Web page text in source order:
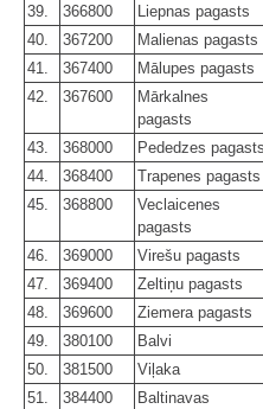
39. 366800 Liepnas pagasts
40.
367200 Malienas pagasts
41.
367400 Mālupes pagasts
42.
367600
Mārkalnes
pagasts
43. 368000 Pededzes pagasts
44.
368400 Trapenes pagasts
45.
368800
Veclaicenes
pagasts
46. 369000 Virešu pagasts
47.
369400 Zeltiņu pagasts
48.
369600 Ziemera pagasts
49.
380100 Balvi
50.
381500 Viļaka
51.
384400
Baltinavas